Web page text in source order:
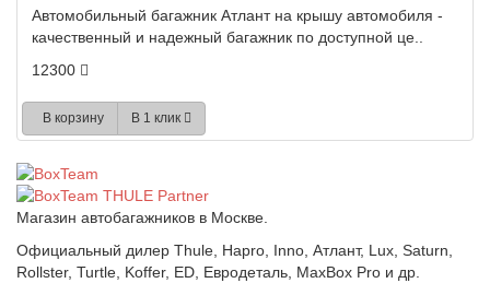
Автомобильный багажник Атлант на крышу автомобиля -
качественный и надежный багажник по доступной це..
12300
В корзину В 1 клик
Магазин автобагажников в Москве.
Официальный дилер Thule, Hapro, Inno, Атлант, Lux, Saturn,
Rollster, Turtle, Koffer, ED, Евродеталь, MaxBox Pro и др.